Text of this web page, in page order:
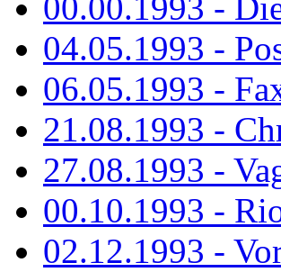
04.05.1993 -
06.05.1993 -
21.08.1993 -
27.08.1993 -
00.10.1993 -
02.12.1993 -